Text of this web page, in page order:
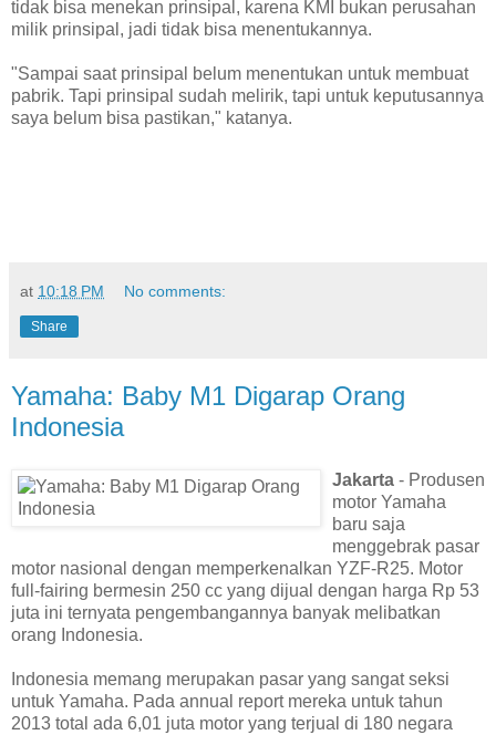
tidak bisa menekan prinsipal, karena KMI bukan perusahan
milik prinsipal, jadi tidak bisa menentukannya.
"Sampai saat prinsipal belum menentukan untuk membuat
pabrik. Tapi prinsipal sudah melirik, tapi untuk keputusannya
saya belum bisa pastikan," katanya.
at 10:18 PM No comments:
Share
Yamaha: Baby M1 Digarap Orang
Indonesia
Jakarta - Produsen
motor Yamaha
baru saja
menggebrak pasar
motor nasional dengan memperkenalkan YZF-R25. Motor
full-fairing bermesin 250 cc yang dijual dengan harga Rp 53
juta ini ternyata pengembangannya banyak melibatkan
orang Indonesia.
Indonesia memang merupakan pasar yang sangat seksi
untuk Yamaha. Pada annual report mereka untuk tahun
2013 total ada 6,01 juta motor yang terjual di 180 negara